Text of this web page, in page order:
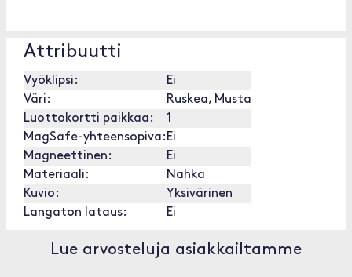
Attribuutti
Vyöklipsi:
Ei
Väri:
Ruskea, Musta
Luottokortti paikkaa:
1
MagSafe-yhteensopiva: Ei
Magneettinen:
Ei
Materiaali:
Nahka
Kuvio:
Yksivärinen
Langaton lataus:
Ei
Lue arvosteluja asiakkailtamme